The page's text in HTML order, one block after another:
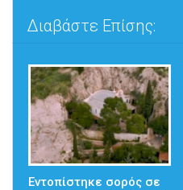
Διαβάστε Επίσης:
Εντοπίστηκε σορός σε